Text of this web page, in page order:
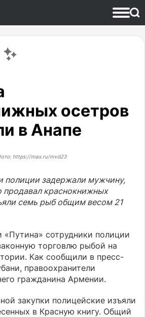
осетров
в Анапе
https://max.ru/mvd23
полиции задержали мужчину,
продавал краснокнижных
семь рыб общим весом 21
сотрудники полиции
торговлю рыбой на
Как сообщили в пресс-
правоохранители
гражданина Армении.
закупки полицейские изъяли
в Красную книгу. Общий